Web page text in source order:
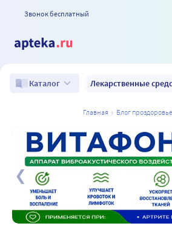
Звонок бесплатный
Каталог Лекарственные
главная блог проздоровье